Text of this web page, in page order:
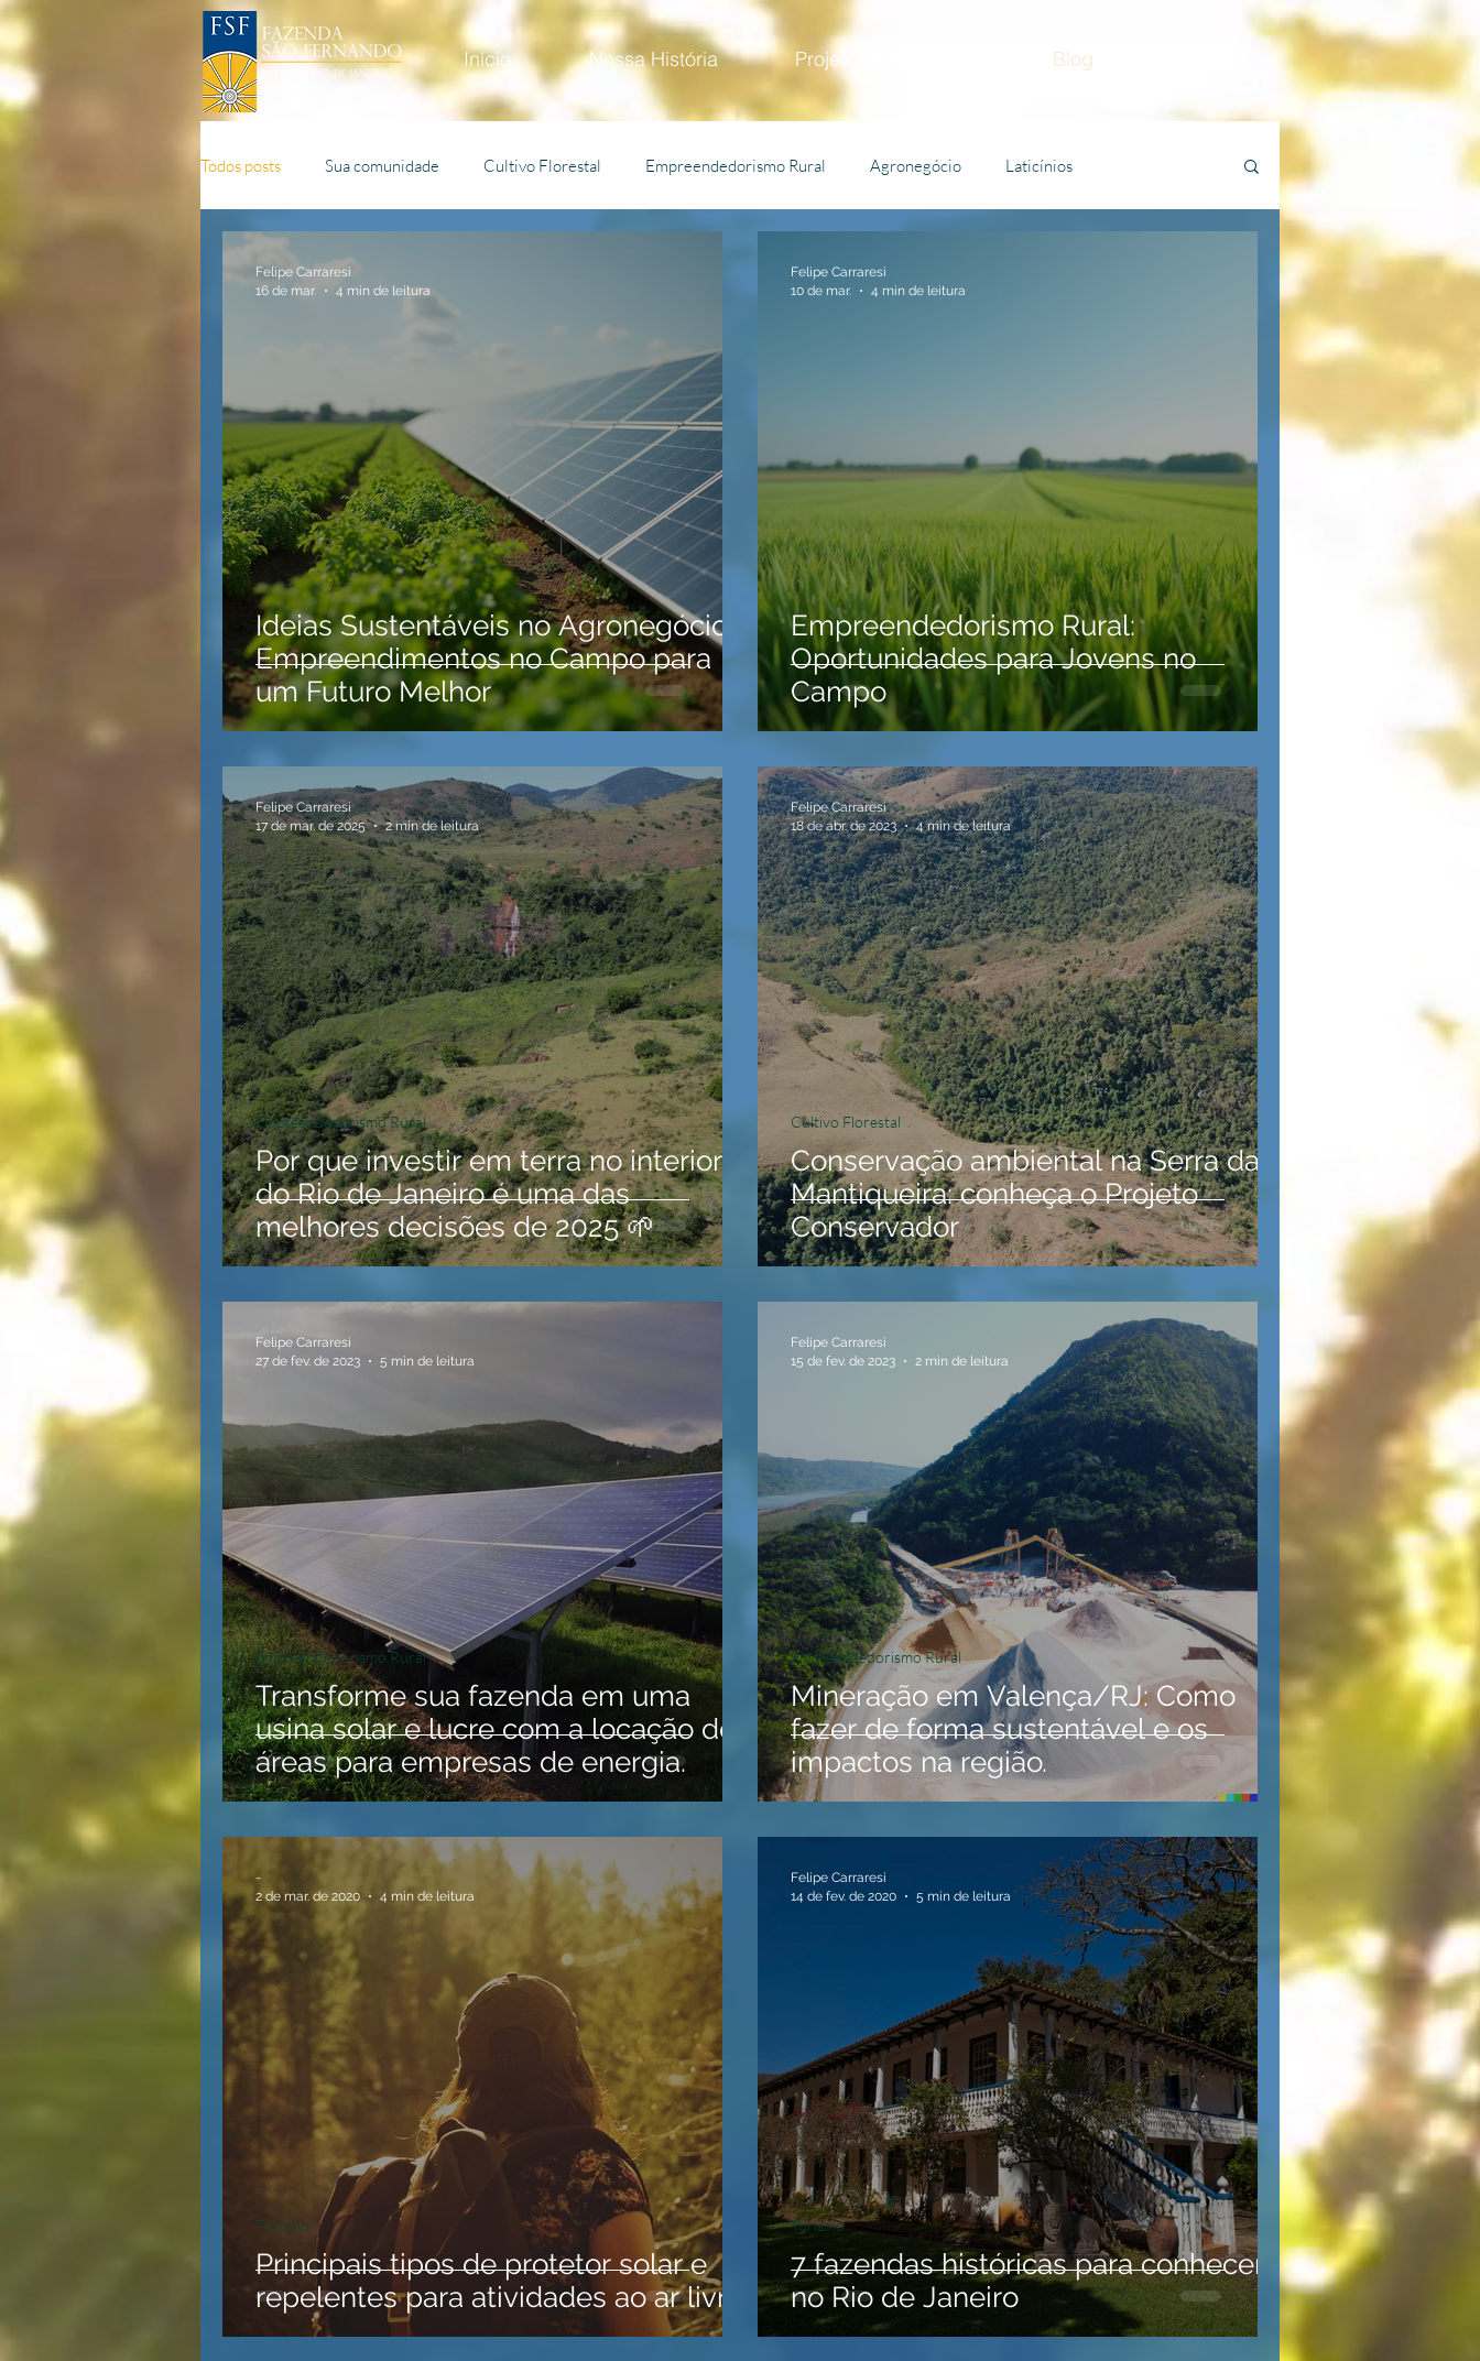
Todos posts Sua comunidade Cultivo Florestal Empreendedorismo Rural Agronegócio Laticínios
Cultivo Agrícola
Ideias Sustentáveis no Agronegócio:
Empreendimentos no Campo para
um Futuro Melhor
Felipe Carraresi
16 de mar.
4 min de leitura
Empreendedorismo Rural:
Oportunidades para Jovens no
Campo
Felipe Carraresi
10 de mar.
4 min de leitura
Por que investir em terra no interior
do Rio de Janeiro é uma das
melhores decisões de 2025 🌱
Empreendedorismo Rural
Felipe Carraresi
17 de mar. de 2025
2 min de leitura
Conservação ambiental na Serra da
Mantiqueira: conheça o Projeto
Conservador
Cultivo Florestal
Felipe Carraresi
18 de abr. de 2023
4 min de leitura
Transforme sua fazenda em uma
usina solar e lucre com a locação de
áreas para empresas de energia.
Empreendedorismo Rural
Felipe Carraresi
27 de fev. de 2023
5 min de leitura
Mineração em Valença/RJ: Como
fazer de forma sustentável e os
impactos na região.
Empreendedorismo Rural
Felipe Carraresi
15 de fev. de 2023
2 min de leitura
Principais tipos de protetor solar e
repelentes para atividades ao ar livre
Turismo
-
2 de mar. de 2020
4 min de leitura
7 fazendas históricas para conhecer
no Rio de Janeiro
Turismo
Felipe Carraresi
14 de fev. de 2020
5 min de leitura
Início Nossa História Projetos & Negócios Blog